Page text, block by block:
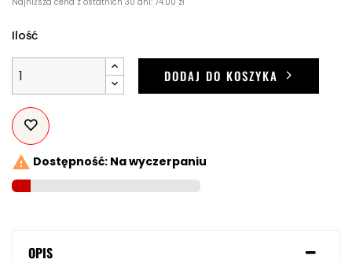
Ilość
DODAJ DO KOSZYKA
 Dostępność: Na wyczerpaniu
OPIS